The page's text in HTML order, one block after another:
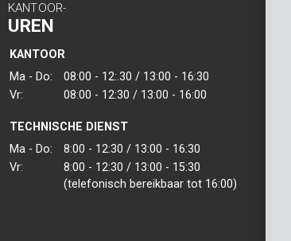
KANTOOR-
UREN
KANTOOR
Ma - Do:
08:00 - 12:.30 / 13:00 - 16:30
Vr:
08:00 - 12:30 / 13:00 - 16:00
TECHNISCHE DIENST
Ma - Do:
8:00 - 12:30 / 13:00 - 16:30
Vr:
8:00 - 12:30 / 13:00 - 15:30
(telefonisch bereikbaar tot 16:00)